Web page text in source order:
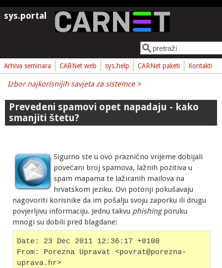
Skoči na glavni sadržaj
sys.portal
Obrazac pretrage
Pretraga
Arhiva seminara CARNet web sys.help CARNet paketi Kontakti
Izbor najkorisnijih savjeta za sistemce>
Prevedeni spamovi opet napadaju - kako
smanjiti štetu?
Sigurno ste u ovo praznično vrijeme dobijali
povećani broj spamova, lažnih pozitiva u
spam mapama te lažiranih mailova na
hrvatskom jeziku. Ovi potonji pokušavaju
nagovoriti korisnike da im pošalju svoju zaporku ili drugu
povjerljivu informaciju. Jednu takvu phishingporuku
mnogi su dobili pred blagdane:
Date: 23 Dec 2011 12:36:17 +0100
From: Porezna Upravat <povrat@porezna-
uprava.hr>